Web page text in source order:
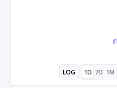
LOG 1D 7D 1M